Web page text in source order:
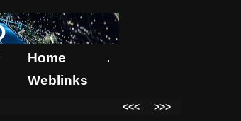
Home .
Weblinks
<<< >>>